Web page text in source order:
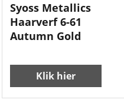
Syoss Metallics
Haarverf 6-61
Autumn Gold
Klik hier